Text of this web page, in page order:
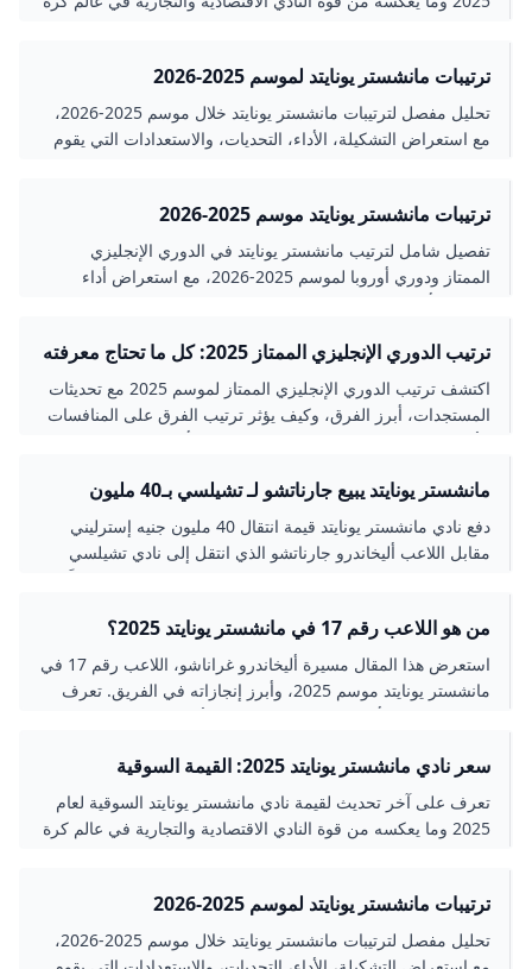
ترتيبات مانشستر يونايتد لموسم 2025-2026
تحليل مفصل لترتيبات مانشستر يونايتد خلال موسم 2025-2026،
مع استعراض التشكيلة، الأداء، التحديات، والاستعدادات التي يقوم
ترتيبات مانشستر يونايتد موسم 2025-2026
تفصيل شامل لترتيب مانشستر يونايتد في الدوري الإنجليزي
الممتاز ودوري أوروبا لموسم 2025-2026، مع استعراض أداء
ترتيب الدوري الإنجليزي الممتاز 2025: كل ما تحتاج معرفته
اكتشف ترتيب الدوري الإنجليزي الممتاز لموسم 2025 مع تحديثات
المستجدات، أبرز الفرق، وكيف يؤثر ترتيب الفرق على المنافسات
مانشستر يونايتد يبيع جارناتشو لـ تشيلسي بـ40 مليون
دفع نادي مانشستر يونايتد قيمة انتقال 40 مليون جنيه إسترليني
مقابل اللاعب أليخاندرو جارناتشو الذي انتقل إلى نادي تشيلسي
مسيرة اللاعب من أكاديمية يونايتد إلى نجم واعد في تشيلسي.
من هو اللاعب رقم 17 في مانشستر يونايتد 2025؟
استعرض هذا المقال مسيرة أليخاندرو غراناشو، اللاعب رقم 17 في
مانشستر يونايتد موسم 2025، وأبرز إنجازاته في الفريق. تعرف
سعر نادي مانشستر يونايتد 2025: القيمة السوقية
والتفاصيل
تعرف على آخر تحديث لقيمة نادي مانشستر يونايتد السوقية لعام
2025 وما يعكسه من قوة النادي الاقتصادية والتجارية في عالم كرة
ترتيبات مانشستر يونايتد لموسم 2025-2026
تحليل مفصل لترتيبات مانشستر يونايتد خلال موسم 2025-2026،